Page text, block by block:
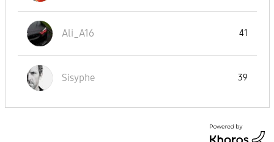
Ali_A16 41
Sisyphe 39